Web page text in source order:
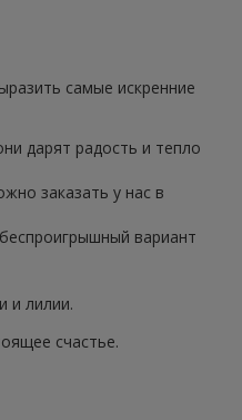
самые искренние
дарят радость и тепло
заказать у нас в
вариант
и лилии.
счастье.